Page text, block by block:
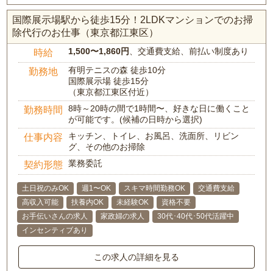
国際展示場駅から徒歩15分！2LDKマンションでのお掃
除代行のお仕事（東京都江東区）
時給 1,500〜1,860円 、交通費支給、前払い制度あり
勤務地
有明テニスの森 徒歩10分
国際展示場 徒歩15分
（東京都江東区付近）
勤務時間
8時～20時の間で1時間〜、好きな日に働くこと
が可能です。(候補の日時から選択)
仕事内容
キッチン、トイレ、お風呂、洗面所、リビン
グ、その他のお掃除
契約形態 業務委託
土日祝のみOK 週1〜OK スキマ時間勤務OK
交通費支給
高収入可能
扶養内OK 未経験OK
資格不要
お手伝いさんの求人
家政婦の求人
30代･40代･50代活躍中
インセンティブあり
この求人の詳細を見る